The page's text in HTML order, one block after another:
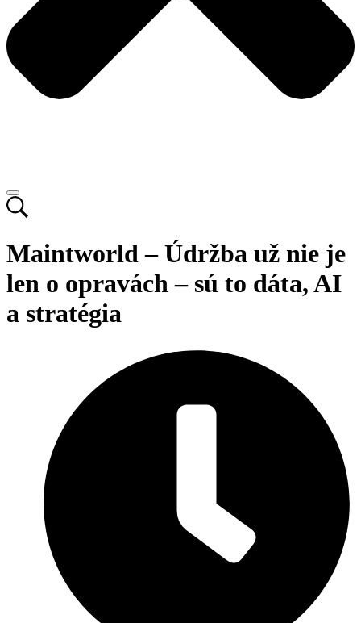
Maintworld – Údržba už nie je
len o opravách – sú to dáta, AI
a stratégia